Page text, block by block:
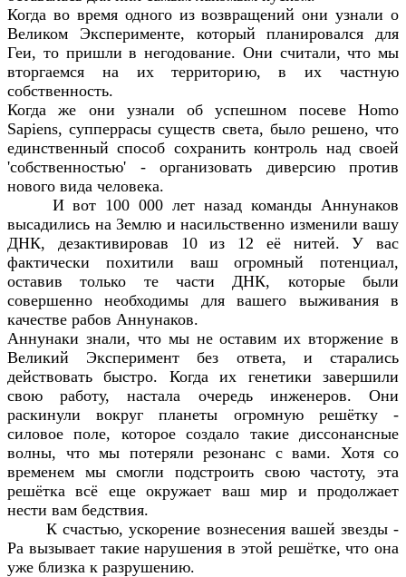
Когда во время одного из возвращений они узнали о
Великом Эксперименте, который планировался для
Геи, то пришли в негодование. Они считали, что мы
вторгаемся на их территорию, в их частную
собственность.
Когда же они узнали об успешном посеве Homo
Sapiens, супперрасы существ света, было решено, что
единственный способ сохранить контроль над своей
'собственностью' - организовать диверсию против
нового вида человека.
И вот 100 000 лет назад команды Аннунаков
высадились на Землю и насильственно изменили вашу
ДНК, дезактивировав 10 из 12 её нитей. У вас
фактически похитили ваш огромный потенциал,
оставив только те части ДНК, которые были
совершенно необходимы для вашего выживания в
качестве рабов Аннунаков.
Аннунаки знали, что мы не оставим их вторжение в
Великий Эксперимент без ответа, и старались
действовать быстро. Когда их генетики завершили
свою работу, настала очередь инженеров. Они
раскинули вокруг планеты огромную решётку -
силовое поле, которое создало такие диссонансные
волны, что мы потеряли резонанс с вами. Хотя со
временем мы смогли подстроить свою частоту, эта
решётка всё еще окружает ваш мир и продолжает
нести вам бедствия.
К счастью, ускорение вознесения вашей звезды -
Ра вызывает такие нарушения в этой решётке, что она
уже близка к разрушению.